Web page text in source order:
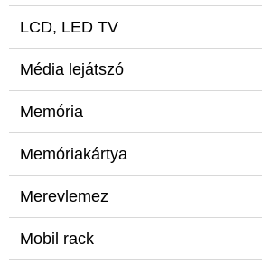
LCD, LED TV
Média lejátszó
Memória
Memóriakártya
Merevlemez
Mobil rack